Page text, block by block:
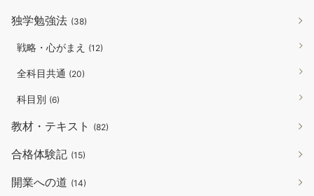
独学勉強法 (38)
戦略・心がまえ (12)
全科目共通 (20)
科目別 (6)
教材・テキスト (82)
合格体験記 (15)
開業への道 (14)